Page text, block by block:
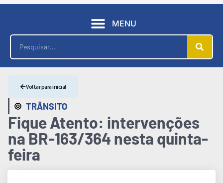
MENU
TRÂNSITO
Voltar para inicial
Fique Atento: intervenções
na BR-163/364 nesta quinta-
feira